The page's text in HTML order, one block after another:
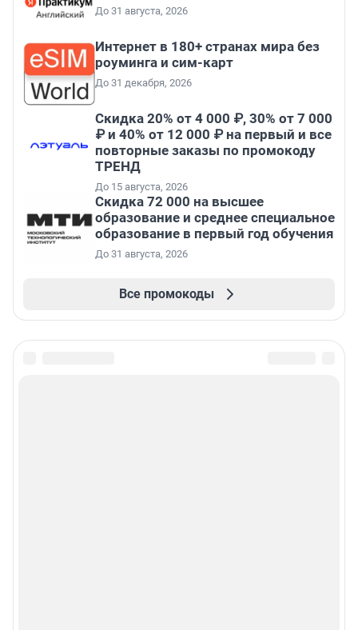
До 31 августа, 2026
Интернет в 180+ странах мира без
роуминга и сим-карт
До 31 декабря, 2026
Скидка 20% от 4 000 ₽, 30% от 7 000
₽ и 40% от 12 000 ₽ на первый и все
повторные заказы по промокоду
ТРЕНД
До 15 августа, 2026
Скидка 72 000 на высшее
образование и среднее специальное
образование в первый год обучения
До 31 августа, 2026
Все промокоды